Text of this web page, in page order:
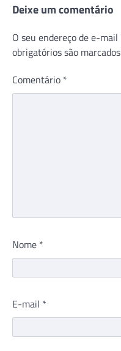
Deixe um comentário
O seu endereço de e-
obrigatórios são
Comentário *
Nome *
E-mail *